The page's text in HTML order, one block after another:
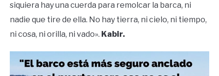
siquiera hay una cuerda para remolcar la barca, ni
nadie que tire de ella. No hay tierra, ni cielo, ni tiempo,
ni cosa, ni orilla, ni vado». Kabir.